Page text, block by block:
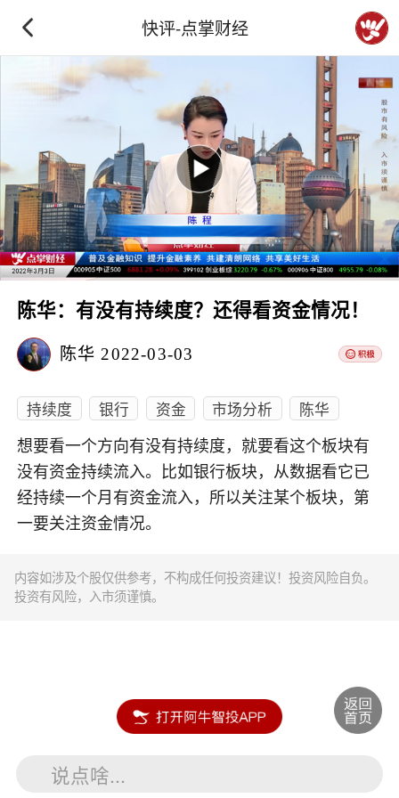
快评-点掌财经
陈华：有没有持续度？还得看资金情况！
陈华 2022-03-03
持续度 银行 资金 市场分析 陈华
想要看一个方向有没有持续度，就要看这个板块有
没有资金持续流入。比如银行板块，从数据看它已
经持续一个月有资金流入，所以关注某个板块，第
一要关注资金情况。
内容如涉及个股仅供参考，不构成任何投资建议！投资风险自负。
投资有风险，入市须谨慎。
说点啥...